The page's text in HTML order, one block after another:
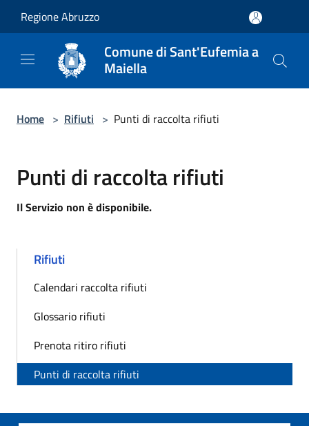
Regione Abruzzo
Comune di Sant'Eufemia a
Maiella
Home > Rifiuti > Punti di raccolta rifiuti
Punti di raccolta rifiuti
Il Servizio non è disponibile.
Rifiuti
Calendari raccolta rifiuti
Glossario rifiuti
Prenota ritiro rifiuti
Punti di raccolta rifiuti